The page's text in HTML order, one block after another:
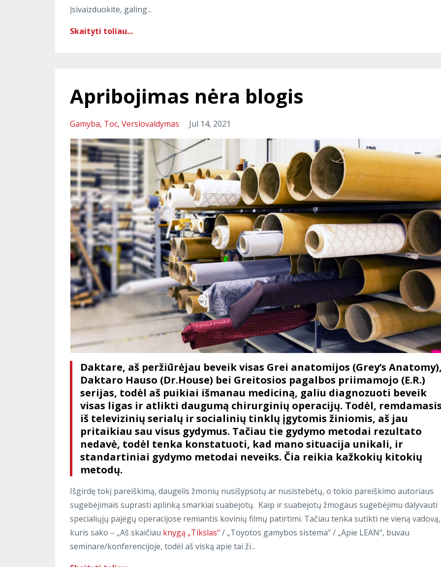
Įsivaizduokite, galing...
Skaityti toliau...
Apribojimas nėra blogis
Gamyba Toc Verslovaldymas Jul 14, 2021
Daktare, aš peržiūrėjau beveik visas Grei anatomijos (Grey’s
Daktaro Hauso (Dr.House) bei Greitosios pagalbos priimamojo (E.R.)
serijas, todėl aš puikiai išmanau mediciną, galiu diagnozuoti beveik
visas ligas ir atlikti daugumą chirurginių operacijų. Todėl,
iš televizinių serialų ir socialinių tinklų įgytomis žiniomis, aš jau
pritaikiau sau visus gydymus. Tačiau tie gydymo metodai rezultato
nedavė, todėl tenka konstatuoti, kad mano situacija unikali, ir
standartiniai gydymo metodai neveiks. Čia reikia kažkokių kitokių
metodų.
Išgirdę tokį pareiškimą, daugelis žmonių nusišypsotų ar nusistebėtų, o tokio pareiškimo autoriaus
sugebėjimais suprasti aplinką smarkiai suabejotų. Kaip ir suabejotų žmogaus sugebėjimu dalyvauti
specialiųjų pajėgų operacijose remiantis kovinių filmų patirtimi. Tačiau tenka sutikti ne vieną vadovą,
kuris sako – „Aš skaičiau knygą „Tikslas“/ „Toyotos gamybos sistema“ / „Apie LEAN“, buvau
seminare/konferencijoje, todėl aš viską apie tai ži...